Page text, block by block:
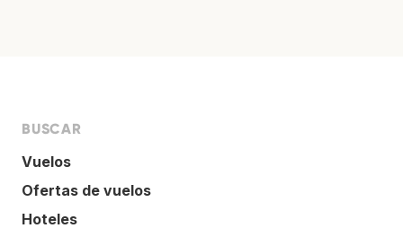
BUSCAR
Vuelos
Ofertas de vuelos
Hoteles